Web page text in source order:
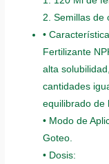
2. Semillas de
•
Fertilizante
alta
cantidades
equilibrado de
• Modo de
Goteo.
• Dosis: